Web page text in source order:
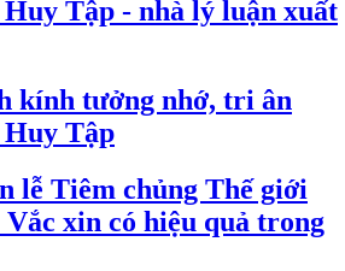
Tập - nhà lý luận xuất
kính tưởng nhớ, tri ân
Tập
lễ Tiêm chủng Thế giới
Vắc xin có hiệu quả trong